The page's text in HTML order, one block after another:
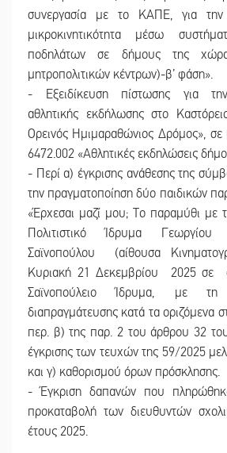
συνεργασία με το ΚΑΠΕ, για
μικροκινητικότητα μέσω
ποδηλάτων σε δήμους της
μητροπολιτικών κέντρων)-β’ φάση».
- Εξειδίκευση πίστωσης για
αθλητικής εκδήλωσης στο
Ορεινός Ημιμαραθώνιος Δρόμος»,
6472.002 «Αθλητικές εκδηλώσεις
- Περί α) έγκρισης ανάθεσης της
την πραγματοποίηση δύο παιδικών
«Έρχεσαι μαζί μου; Το παραμύθι με
Πολιτιστικό Ίδρυμα
Σαϊνοπούλου (αίθουσα
Κυριακή 21 Δεκεμβρίου 2025 σε
Σαϊνοπούλειο Ίδρυμα, με τη
διαπραγμάτευσης κατά τα οριζόμενα
περ. β) της παρ. 2 του άρθρου 32
έγκρισης των τευχών της 59/2025
και γ) καθορισμού όρων πρόσκλησης.
- Έγκριση δαπανών που
προκαταβολή των διευθυντών
έτους 2025.